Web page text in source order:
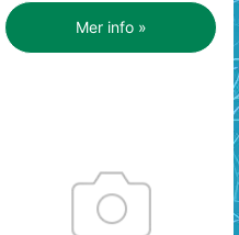
Mer info »